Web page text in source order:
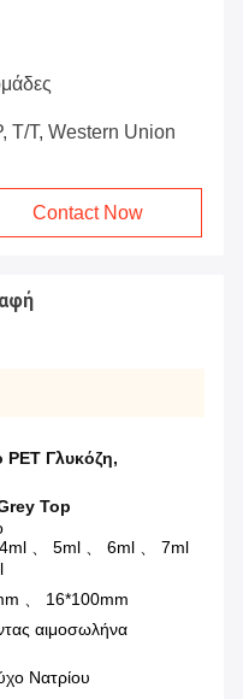
T/T, Western Union
Contact Now
PET Γλυκόζη,
Top
、 5ml 、 6ml 、 7ml
、 16*100mm
αιμοσωλήνα
Νατρίου